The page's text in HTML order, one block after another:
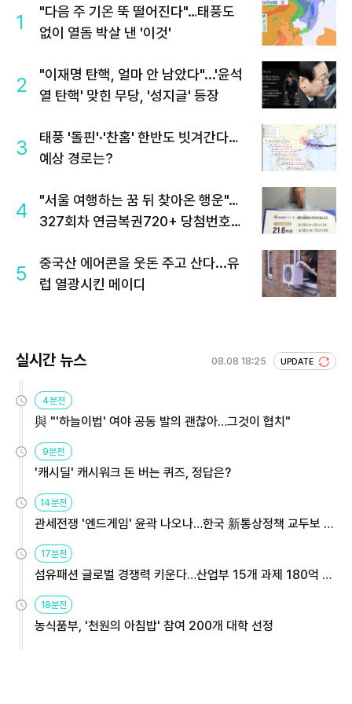
1
"다음 주 기온 뚝 떨어진다"…태풍도
없이 열돔 박살 낸 '이것'
2
"이재명 탄핵, 얼마 안 남았다"...'윤석
열 탄핵' 맞힌 무당, '성지글' 등장
3
태풍 '돌핀'·'찬홈' 한반도 빗겨간다…
예상 경로는?
4
"서울 여행하는 꿈 뒤 찾아온 행운"…
327회차 연금복권720+ 당첨번호조
5
중국산 에어콘을 웃돈 주고 산다...유
럽 열광시킨 메이디
실시간 뉴스 08.08 18:25 UPDATE
4분전
與 "'하늘이법' 여야 공동 발의 괜찮아…그것이 협치"
9분전
'캐시딜' 캐시워크 돈 버는 퀴즈, 정답은?
14분전
관세전쟁 '엔드게임' 윤곽 나오나…한국 新통상정책 교두보 활
용해야
17분전
섬유패션 글로벌 경쟁력 키운다…산업부 15개 과제 180억 지
원
18분전
농식품부, '천원의 아침밥' 참여 200개 대학 선정